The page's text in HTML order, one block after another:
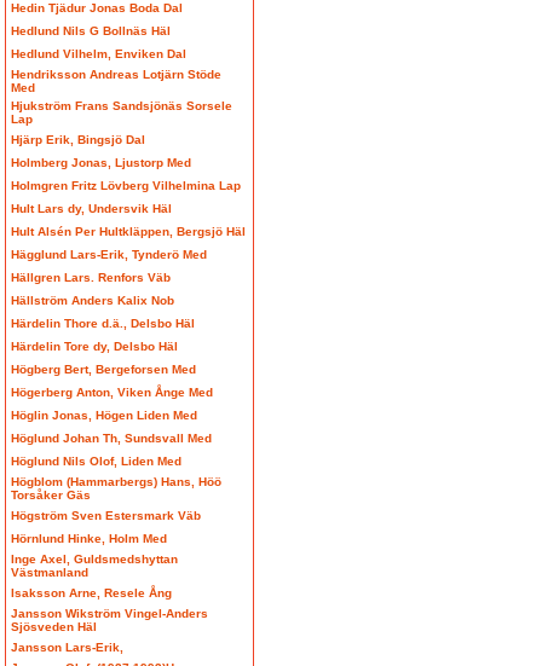
Hedin Tjädur Jonas Boda Dal
Hedlund Nils G Bollnäs Häl
Hedlund Vilhelm, Enviken Dal
Hendriksson Andreas Lotjärn Stöde
Med
Hjukström Frans Sandsjönäs Sorsele
Lap
Hjärp Erik, Bingsjö Dal
Holmberg Jonas, Ljustorp Med
Holmgren Fritz Lövberg Vilhelmina Lap
Hult Lars dy, Undersvik Häl
Hult Alsén Per Hultkläppen, Bergsjö Häl
Hägglund Lars-Erik, Tynderö Med
Hällgren Lars. Renfors Väb
Hällström Anders Kalix Nob
Härdelin Thore d.ä., Delsbo Häl
Härdelin Tore dy, Delsbo Häl
Högberg Bert, Bergeforsen Med
Högerberg Anton, Viken Ånge Med
Höglin Jonas, Högen Liden Med
Höglund Johan Th, Sundsvall Med
Höglund Nils Olof, Liden Med
Högblom (Hammarbergs) Hans, Höö
Torsåker Gäs
Högström Sven Estersmark Väb
Hörnlund Hinke, Holm Med
Inge Axel, Guldsmedshyttan
Västmanland
Isaksson Arne, Resele Ång
Jansson Wikström Vingel-Anders
Sjösveden Häl
Jansson Lars-Erik,